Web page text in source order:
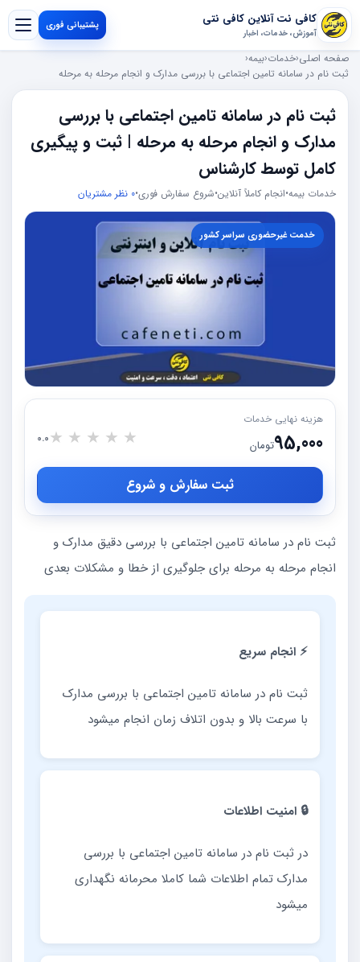
کافی نت آنلاین کافی نتی
آموزش، خدمات، اخبار
پشتیبانی فوری
صفحه اصلی‹خدمات‹بیمه‹
ثبت نام در سامانه تامین اجتماعی با بررسی مدارک و انجام مرحله به مرحله
ثبت نام در سامانه تامین اجتماعی با بررسی
مدارک و انجام مرحله به مرحله | ثبت و پیگیری
کامل توسط کارشناس
خدمات بیمه•انجام کاملاً آنلاین•شروع سفارش فوری•0 نظر مشتریان
خدمت غیرحضوری سراسر کشور
هزینه نهایی خدمات
95,000تومان ★
★
★
★
★
0.0
ثبت سفارش و شروع
ثبت نام در سامانه تامین اجتماعی با بررسی دقیق مدارک و
انجام مرحله به مرحله برای جلوگیری از خطا و مشکلات بعدی
⚡ انجام سریع
ثبت نام در سامانه تامین اجتماعی با بررسی مدارک
با سرعت بالا و بدون اتلاف زمان انجام میشود
🔒 امنیت اطلاعات
در ثبت نام در سامانه تامین اجتماعی با بررسی
مدارک تمام اطلاعات شما کاملا محرمانه نگهداری
میشود